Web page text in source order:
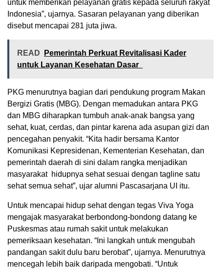
untuk memberikan pelayanan gratis kepada seluruh rakyat
Indonesia”, ujarnya. Sasaran pelayanan yang diberikan
disebut mencapai 281 juta jiwa.
READ
Pemerintah Perkuat Revitalisasi Kader
untuk Layanan Kesehatan Dasar
PKG menurutnya bagian dari pendukung program Makan
Bergizi Gratis (MBG). Dengan memadukan antara PKG
dan MBG diharapkan tumbuh anak-anak bangsa yang
sehat, kuat, cerdas, dan pintar karena ada asupan gizi dan
pencegahan penyakit. “Kita hadir bersama Kantor
Komunikasi Kepresidenan, Kementerian Kesehatan, dan
pemerintah daerah di sini dalam rangka menjadikan
masyarakat hidupnya sehat sesuai dengan tagline satu
sehat semua sehat”, ujar alumni Pascasarjana UI itu.
Untuk mencapai hidup sehat dengan tegas Viva Yoga
mengajak masyarakat berbondong-bondong datang ke
Puskesmas atau rumah sakit untuk melakukan
pemeriksaan kesehatan. “Ini langkah untuk mengubah
pandangan sakit dulu baru berobat”, ujarnya. Menurutnya
mencegah lebih baik daripada mengobati. “Untuk